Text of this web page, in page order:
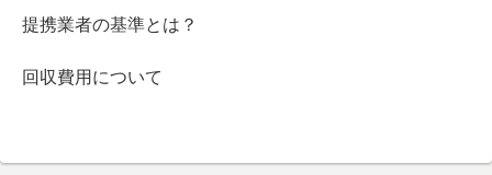
提携業者の基準とは？
回収費用について